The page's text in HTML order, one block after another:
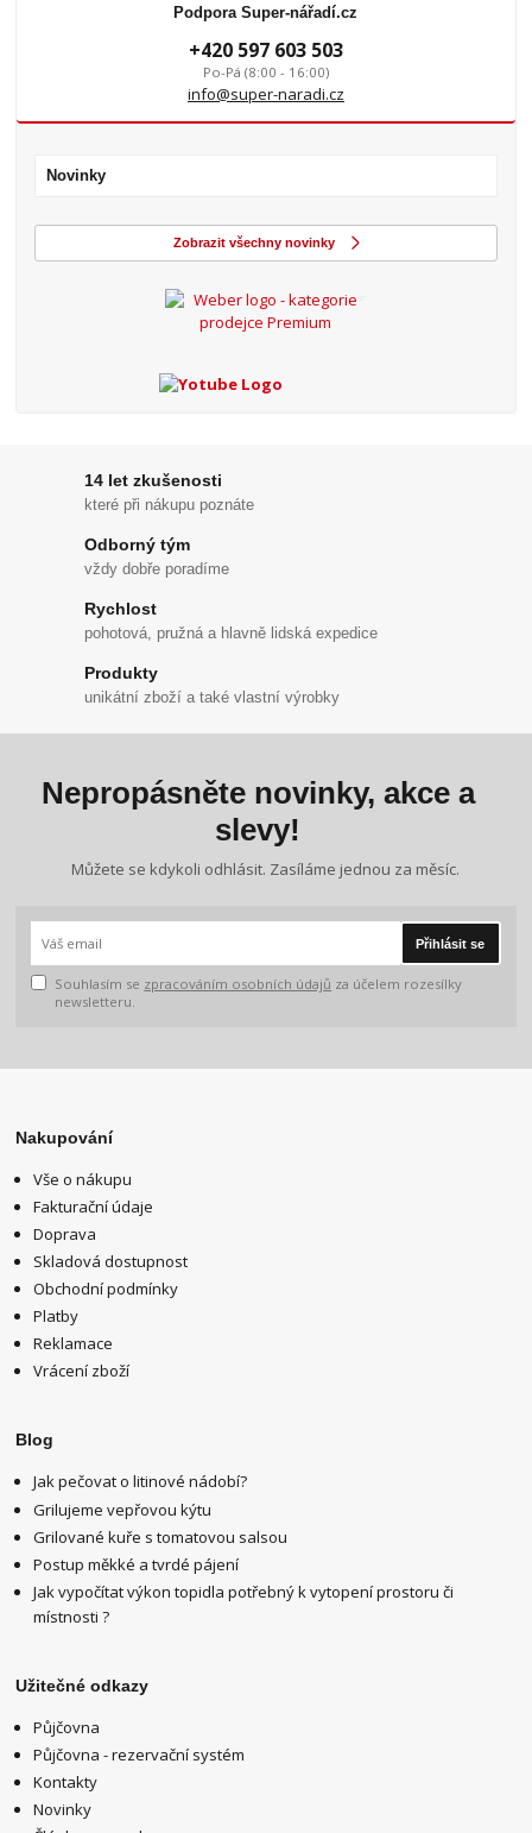
Podpora Super-nářadí.cz
+420 597 603 503
Po-Pá (8:00 - 16:00)
info@super-naradi.cz
Novinky
Zobrazit všechny novinky
14 let zkušenosti
které při nákupu poznáte
Odborný tým
vždy dobře poradíme
Rychlost
pohotová, pružná a hlavně lidská expedice
Produkty
unikátní zboží a také vlastní výrobky
Nepropásněte novinky, akce a
slevy!
Můžete se kdykoli odhlásit. Zasíláme jednou za měsíc.
Přihlásit se
Souhlasím se zpracováním osobních údajů za účelem rozesílky
newsletteru.
Nakupování
Vše o nákupu
Fakturační údaje
Doprava
Skladová dostupnost
Obchodní podmínky
Platby
Reklamace
Vrácení zboží
Blog
Jak pečovat o litinové nádobí?
Grilujeme vepřovou kýtu
Grilované kuře s tomatovou salsou
Postup měkké a tvrdé pájení
Jak vypočítat výkon topidla potřebný k vytopení prostoru či
místnosti ?
Užitečné odkazy
Půjčovna
Půjčovna - rezervační systém
Kontakty
Novinky